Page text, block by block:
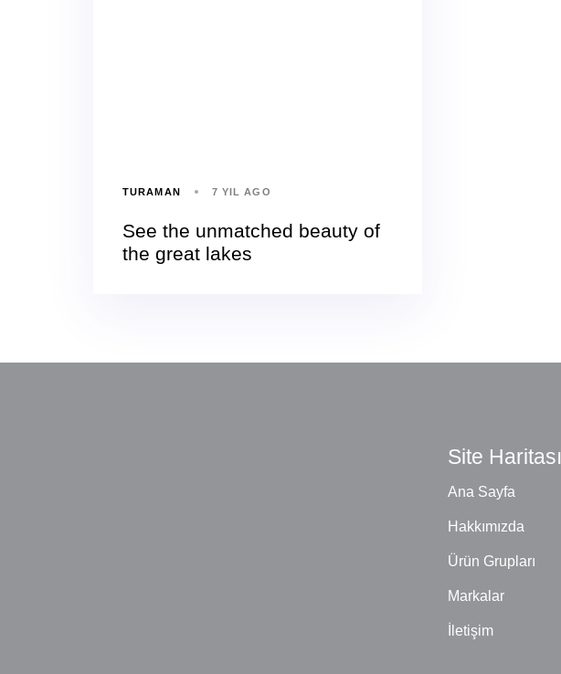
TURAMAN 7 YIL AGO
See the unmatched beauty of
the great lakes
Site Haritası
Ana Sayfa
Hakkımızda
Ürün Grupları
Markalar
İletişim